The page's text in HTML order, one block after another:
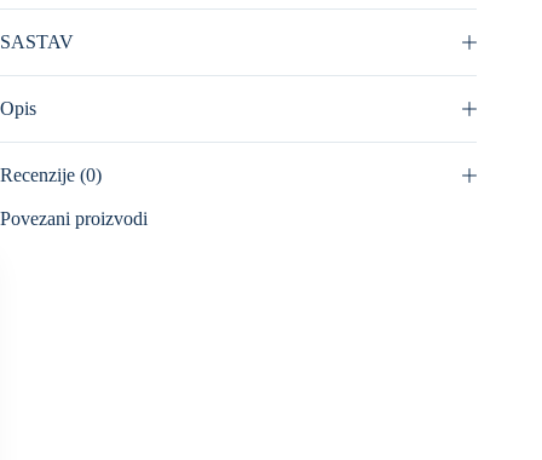
SASTAV
Opis
Recenzije (0)
Povezani proizvodi